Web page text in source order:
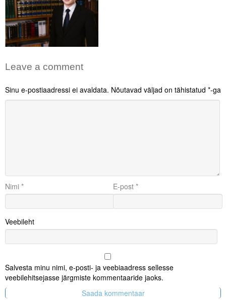
Leave a comment
Sinu e-postiaadressi ei avaldata. Nõutavad väljad on tähistatud *-ga
Nimi * E-post *
Veebileht
Salvesta minu nimi, e-posti- ja veebiaadress sellesse
veebilehitsejasse järgmiste kommentaaride jaoks.